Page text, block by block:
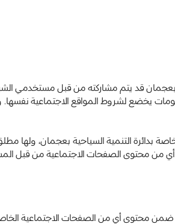
بعجمان قد يتم مشاركته من قبل مستخدمي
يخضع لشروط المواقع الاجتماعية نفسها.
بدائرة التنمية السياحية بعجمان، ولها
أي من محتوى الصفحات الاجتماعية من قبل
ضمن محتوى أي من الصفحات الاجتماعية